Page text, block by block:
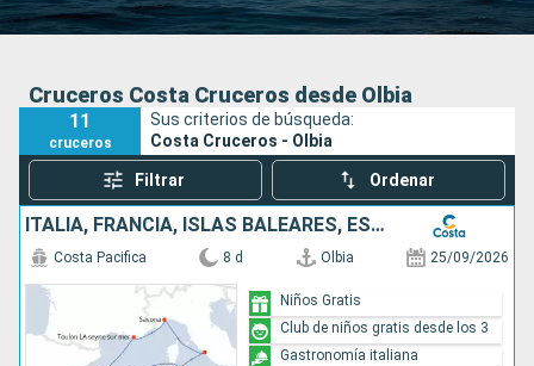
Fecha de salida
Buscar
Cruceros Costa Cruceros desde Olbia
11
cruceros
Sus criterios de búsqueda:
Costa Cruceros - Olbia
Filtrar Ordenar
ITALIA, FRANCIA, ISLAS BALEARES, ESPAÑA
Costa Pacifica 8 d Olbia 25/09/2026
Niños Gratis
Club de niños gratis desde los 3
Gastronomía italiana